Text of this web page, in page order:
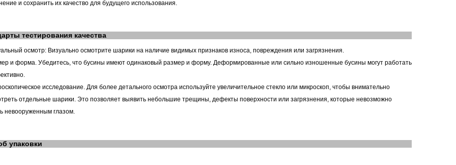
и сохранить их качество для будущего использования.
тестирования качества
осмотр: Визуально осмотрите шарики на наличие видимых признаков износа, повреждения или загрязнения.
и форма. Убедитесь, что бусины имеют одинаковый размер и форму. Деформированные или сильно изношенные бусины могут работать
исследование. Для более детального осмотра используйте увеличительное стекло или микроскоп, чтобы внимательно
отдельные шарики. Это позволяет выявить небольшие трещины, дефекты поверхности или загрязнения, которые невозможно
невооруженным глазом.
упаковки